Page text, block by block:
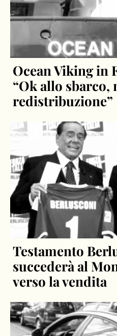
Ocean Viking in
“Ok allo sbarco,
redistribuzione”
Testamento
succederà al
verso la vendita